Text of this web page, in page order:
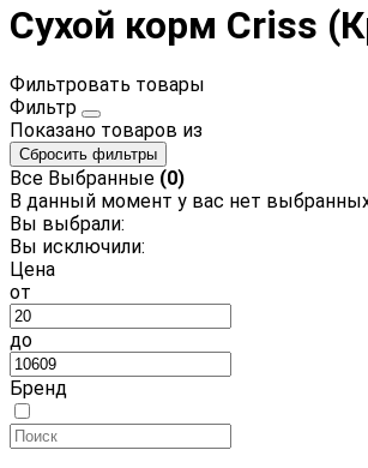
Сухой корм Criss
Фильтровать товары
Фильтр
Показано товаров из
Сбросить фильтры
Все Выбранные (0)
В данный момент у вас нет
Вы выбрали:
Вы исключили:
Цена
от
до
Бренд